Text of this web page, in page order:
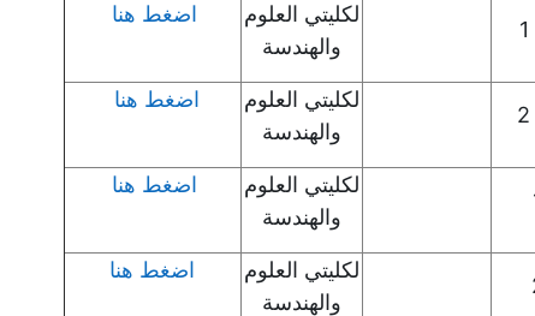
لكليتي العلوم
والهندسة
اضغط هنا
لكليتي العلوم
والهندسة
اضغط هنا
لكليتي العلوم
والهندسة
اضغط هنا
لكليتي العلوم
والهندسة
اضغط هنا